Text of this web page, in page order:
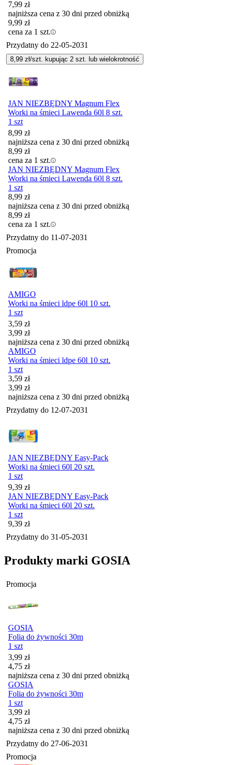
7,99 zł
najniższa cena z 30 dni przed obniżką
9,99 zł
cena za 1 szt.
Przydatny do 22-05-2031
8,99 zł/szt. kupując 2 szt. lub wielokrotność
JAN NIEZBĘDNY Magnum Flex
Worki na śmieci Lawenda 60l 8 szt.
1 szt
8,99 zł
najniższa cena z 30 dni przed obniżką
8,99 zł
cena za 1 szt.
JAN NIEZBĘDNY Magnum Flex
Worki na śmieci Lawenda 60l 8 szt.
1 szt
8,99 zł
najniższa cena z 30 dni przed obniżką
8,99 zł
cena za 1 szt.
Przydatny do 11-07-2031
Promocja
AMIGO
Worki na śmieci ldpe 60l 10 szt.
1 szt
Cena promocyjna
3,59 zł
3,99 zł
najniższa cena z 30 dni przed obniżką
AMIGO
Worki na śmieci ldpe 60l 10 szt.
1 szt
Cena promocyjna
3,59 zł
3,99 zł
najniższa cena z 30 dni przed obniżką
Przydatny do 12-07-2031
JAN NIEZBĘDNY Easy-Pack
Worki na śmieci 60l 20 szt.
1 szt
Cena
9,39 zł
JAN NIEZBĘDNY Easy-Pack
Worki na śmieci 60l 20 szt.
1 szt
Cena
9,39 zł
Przydatny do 31-05-2031
Produkty marki GOSIA
Promocja
GOSIA
Folia do żywności 30m
1 szt
Cena promocyjna
3,99 zł
4,75 zł
najniższa cena z 30 dni przed obniżką
GOSIA
Folia do żywności 30m
1 szt
Cena promocyjna
3,99 zł
4,75 zł
najniższa cena z 30 dni przed obniżką
Przydatny do 27-06-2031
Promocja